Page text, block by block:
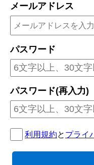
メールアドレス
パスワード
パスワード(再入力)
利用規約と プライ